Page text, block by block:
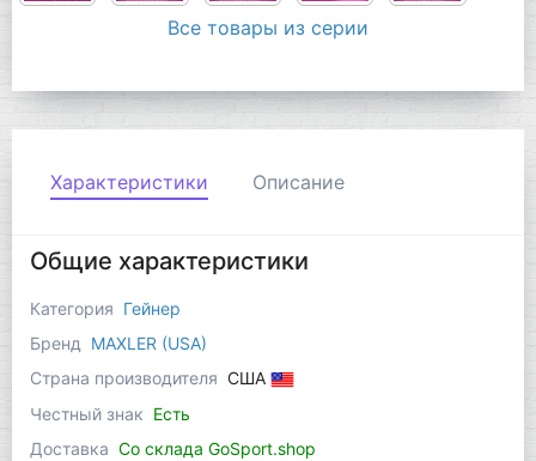
Все товары из серии
Характеристики Описание
Общие характеристики
Категория Гейнер
Бренд
MAXLER (USA)
Страна производителя США
Честный знак Есть
Доставка Со склада GoSport.shop